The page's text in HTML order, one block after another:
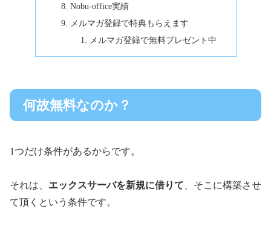
Nobu-office実績
メルマガ登録で特典もらえます
メルマガ登録で無料プレゼント中
何故無料なのか？
1つだけ条件があるからです。
それは、 エックスサーバを新規に借りて、そこに構築させ
て頂くという条件です。